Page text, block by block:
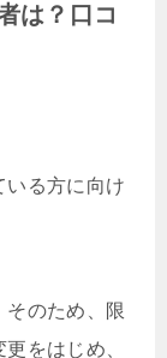
は？口コ
いる方に向け
そのため、限
をはじめ、